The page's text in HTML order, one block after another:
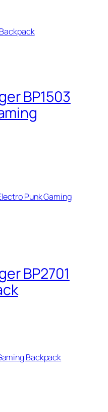
BP1503
Punk Gaming
BP2701
Backpack